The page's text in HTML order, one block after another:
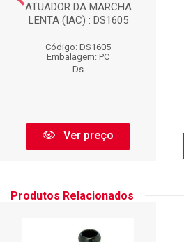
ATUADOR DA MARCHA
LENTA (IAC) : DS1605
Código: DS1605
Embalagem: PC
Ds
Ver preço
Produtos Relacionados